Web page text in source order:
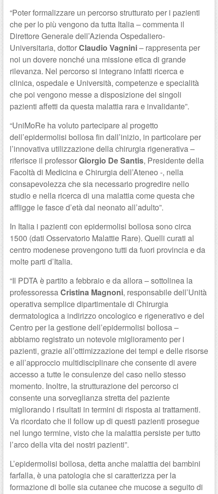
“Poter formalizzare un percorso strutturato per i pazienti
che per lo più vengono da tutta Italia – commenta il
Direttore Generale dell’Azienda Ospedaliero-
Universitaria, dottorClaudio Vagnini– rappresenta per
noi un dovere nonché una missione etica di grande
rilevanza. Nel percorso si integrano infatti ricerca e
clinica, ospedale e Università, competenze e specialità
che poi vengono messe a disposizione dei singoli
pazienti affetti da questa malattia rara e invalidante”.
“UniMoRe ha voluto partecipare al progetto
dell’epidermolisi bollosa fin dall’inizio, in particolare per
l’innovativa utilizzazione della chirurgia rigenerativa –
riferisce il professorGiorgio De Santis, Presidente della
Facoltà di Medicina e Chirurgia dell’Ateneo -, nella
consapevolezza che sia necessario progredire nello
studio e nella ricerca di una malattia come questa che
affligge le fasce d’età dal neonato all’adulto”.
In Italia i pazienti con epidermolisi bollosa sono circa
1500 (dati Osservatorio Malattie Rare). Quelli curati al
centro modenese provengono tutti da fuori provincia e da
molte parti d’Italia.
“Il PDTA è partito a febbraio e da allora – sottolinea la
professoressaCristina Magnoni, responsabile dell’Unità
operativa semplice dipartimentale di Chirurgia
dermatologica a indirizzo oncologico e rigenerativo e del
Centro per la gestione dell’epidermolisi bollosa –
abbiamo registrato un notevole miglioramento per i
pazienti, grazie all’ottimizzazione dei tempi e delle risorse
e all’approccio multidisciplinare che consente di avere
accesso a tutte le consulenze del caso nello stesso
momento. Inoltre, la strutturazione del percorso ci
consente una sorveglianza stretta del paziente
migliorando i risultati in termini di risposta ai trattamenti.
Va ricordato che il follow up di questi pazienti prosegue
nel lungo termine, visto che la malattia persiste per tutto
l’arco della vita dei nostri pazienti”.
L’epidermolisi bollosa, detta anche malattia dei bambini
farfalla, è una patologia che si caratterizza per la
formazione di bolle sia cutanee che mucose a seguito di